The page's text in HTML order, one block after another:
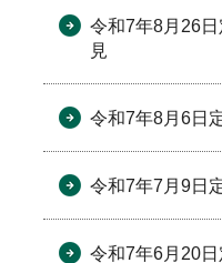
令和7年8月26
見
令和7年8月6日
令和7年7月9日
令和7年6月20